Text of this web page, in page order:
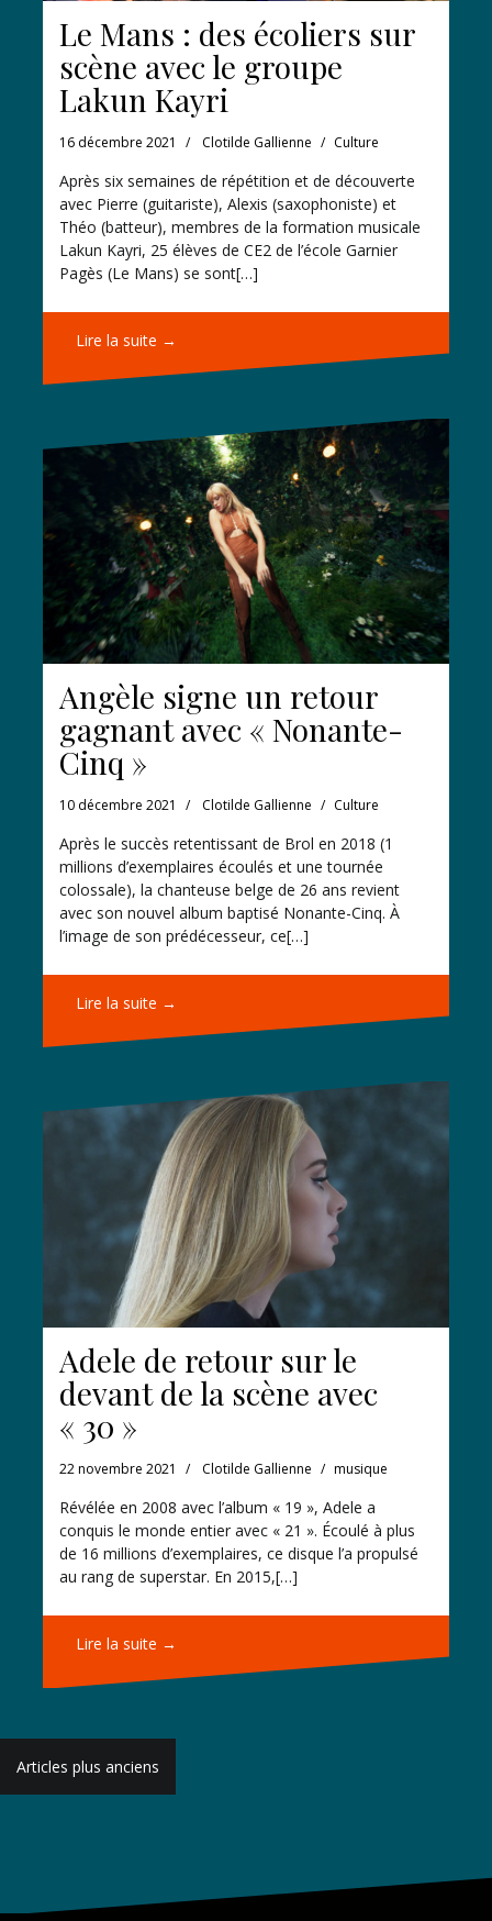
Le Mans : des écoliers sur
scène avec le groupe
Lakun Kayri
16 décembre 2021 Clotilde Gallienne Culture
Après six semaines de répétition et de découverte
avec Pierre (guitariste), Alexis (saxophoniste) et
Théo (batteur), membres de la formation musicale
Lakun Kayri, 25 élèves de CE2 de l’école Garnier
Pagès (Le Mans) se sont[…]
Lire la suite →
Angèle signe un retour
gagnant avec « Nonante-
Cinq »
10 décembre 2021 Clotilde Gallienne Culture
Après le succès retentissant de Brol en 2018 (1
millions d’exemplaires écoulés et une tournée
colossale), la chanteuse belge de 26 ans revient
avec son nouvel album baptisé Nonante-Cinq. À
l’image de son prédécesseur, ce[…]
Lire la suite →
Adele de retour sur le
devant de la scène avec
« 30 »
22 novembre 2021 Clotilde Gallienne musique
Révélée en 2008 avec l’album « 19 », Adele a
conquis le monde entier avec « 21 ». Écoulé à plus
de 16 millions d’exemplaires, ce disque l’a propulsé
au rang de superstar. En 2015,[…]
Lire la suite →
Navigation
des
Articles plus anciens